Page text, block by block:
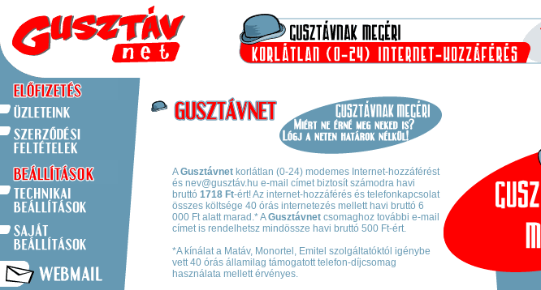
AGusztávnet korlátlan (0-24) modemes Internet-hozzáférést
és nev@gusztáv.hu e-mail címet biztosít számodra havi
bruttó 1718 Ft-ért! Az internet-hozzáférés és telefonkapcsolat
összes költsége 40 órás internetezés mellett havi bruttó 6
000 Ft alatt marad.* AGusztávnet csomaghoz további e-mail
címet is rendelhetsz mindössze havi bruttó 500 Ft-ért.
*A kínálat a Matáv, Monortel, Emitel szolgáltatóktól igénybe
vett 40 órás államilag támogatott telefon-díjcsomag
használata mellett érvényes.